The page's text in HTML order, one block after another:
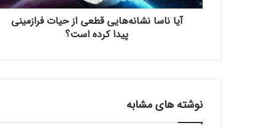
ش
ه
ق
ط
آیا ناسا نشانه‌هایی قطعی از حیات فرازمینی
پیدا کرده است؟
نوشته های مشابه